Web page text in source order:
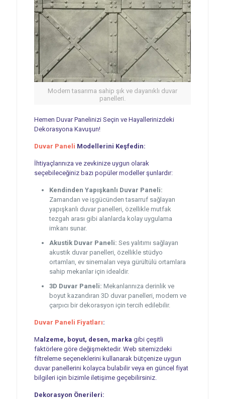
Modern tasarıma sahip şık ve dayanıklı duvar
panelleri.
Hemen Duvar Panelinizi Seçin ve Hayallerinizdeki
Dekorasyona Kavuşun!
Duvar Paneli Modellerini Keşfedin:
İhtiyaçlarınıza ve zevkinize uygun olarak
seçebileceğiniz bazı popüler modeller şunlardır:
Kendinden Yapışkanlı Duvar Paneli:
Zamandan ve işgücünden tasarruf sağlayan
yapışkanlı duvar panelleri, özellikle mutfak
tezgah arası gibi alanlarda kolay uygulama
imkanı sunar.
Akustik Duvar Paneli: Ses yalıtımı sağlayan
akustik duvar panelleri, özellikle stüdyo
ortamları, ev sinemaları veya gürültülü ortamlara
sahip mekanlar için idealdir.
3D Duvar Paneli: Mekanlarınıza derinlik ve
boyut kazandıran 3D duvar panelleri, modern ve
çarpıcı bir dekorasyon için tercih edilebilir.
Duvar Paneli Fiyatları:
Malzeme, boyut, desen, marka gibi çeşitli
faktörlere göre değişmektedir. Web sitemizdeki
filtreleme seçeneklerini kullanarak bütçenize uygun
duvar panellerini kolayca bulabilir veya en güncel fiyat
bilgileri için bizimle iletişime geçebilirsiniz.
Dekorasyon Önerileri: